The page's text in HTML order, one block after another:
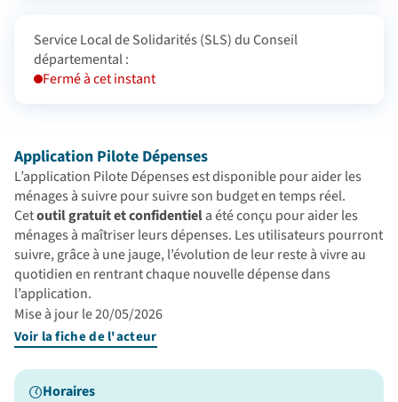
Service Local de Solidarités (SLS) du Conseil
départemental :
Fermé à cet instant
Application Pilote Dépenses
L’application Pilote Dépenses est disponible pour aider les
ménages à suivre pour suivre son budget en temps réel.
Cetoutil gratuit et confidentiela été conçu pour aider les
ménages à maîtriser leurs dépenses. Les utilisateurs pourront
suivre, grâce à une jauge, l’évolution de leur reste à vivre au
quotidien en rentrant chaque nouvelle dépense dans
l’application.
Mise à jour le 20/05/2026
Voir la fiche de l'acteur
Horaires